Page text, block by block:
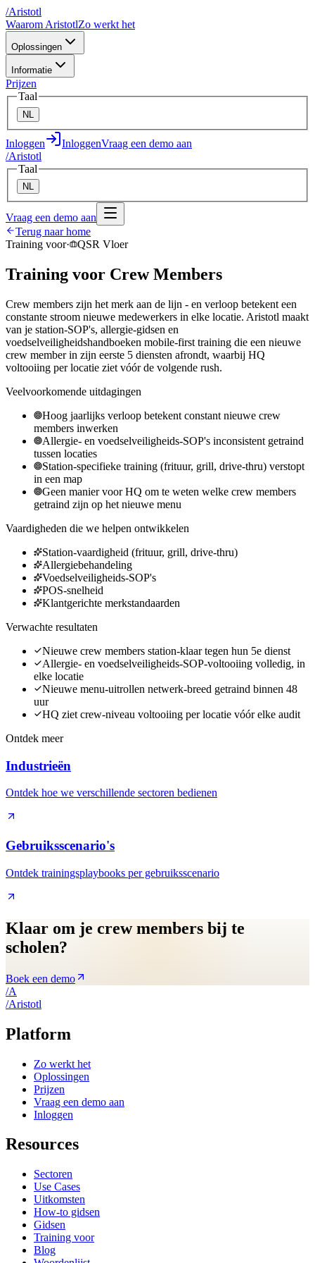
/Aristotl
Waarom AristotlZo werkt het
Oplossingen
Informatie
Prijzen
Taal
NL
Inloggen InloggenVraag een demo aan
/Aristotl
Taal
NL
Vraag een demo aan
Terug naar home
Training voor· QSR Vloer
Training voor Crew Members
Crew members zijn het merk aan de lijn - en verloop betekent een
constante stroom nieuwe medewerkers in elke locatie. Aristotl maakt
van je station-SOP's, allergie-gidsen en
voedselveiligheidshandboeken mobile-first training die een nieuwe
crew member in zijn eerste 5 diensten afrondt, waarbij HQ
voltooiing per locatie ziet vóór de volgende rush.
Veelvoorkomende uitdagingen
Hoog jaarlijks verloop betekent constant nieuwe crew
members inwerken
Allergie- en voedselveiligheids-SOP's inconsistent getraind
tussen locaties
Station-specifieke training (frituur, grill, drive-thru) verstopt
in een map
Geen manier voor HQ om te weten welke crew members
getraind zijn op het nieuwe menu
Vaardigheden die we helpen ontwikkelen
Station-vaardigheid (frituur, grill, drive-thru)
Allergiebehandeling
Voedselveiligheids-SOP's
POS-snelheid
Klantgerichte merkstandaarden
Verwachte resultaten
Nieuwe crew members station-klaar tegen hun 5e dienst
Allergie- en voedselveiligheids-SOP-voltooiing volledig, in
elke locatie
Nieuwe menu-uitrollen netwerk-breed getraind binnen 48
uur
HQ ziet crew-niveau voltooiing per locatie vóór elke audit
Ontdek meer
Industrieën
Ontdek hoe we verschillende sectoren bedienen
Gebruiksscenario's
Ontdek trainingsplaybooks per gebruiksscenario
Klaar om je crew members bij te
scholen?
Boek een demo
/A
/Aristotl
Platform
Zo werkt het
Oplossingen
Prijzen
Vraag een demo aan
Inloggen
Resources
Sectoren
Use Cases
Uitkomsten
How-to gidsen
Gidsen
Training voor
Blog